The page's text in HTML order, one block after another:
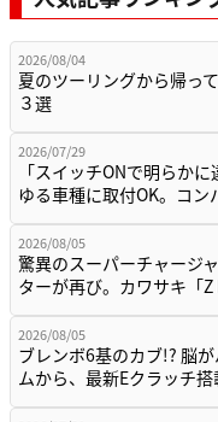
2026/08/04
夏のツーリングから帰っ
３選
2026/07/29
「スイッチONで明らか
ゆる車種に取付OK。コ
2026/08/05
驚異のスーパーチャージ
ターが再び。カワサキ「
2026/08/05
ブレンボ6基のカブ!? 脳
ムから、最新Eクラッチ